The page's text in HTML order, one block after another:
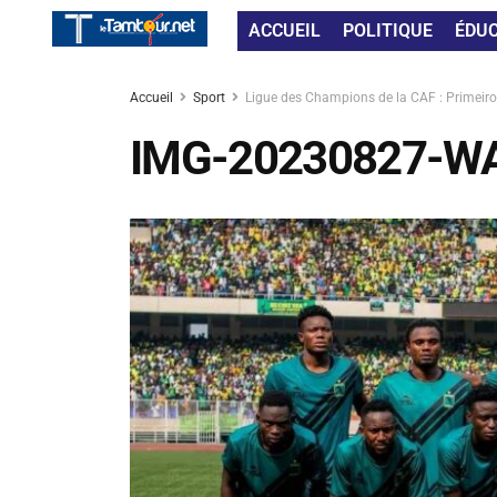
ACCUEIL POLITIQUE
Accueil Sport Ligue des Champions de la CAF :
IMG-20230827-